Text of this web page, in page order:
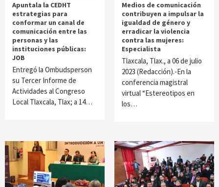
Apuntala la CEDHT
estrategias para
conformar un canal de
comunicación entre las
personas y las
instituciones públicas:
JOB
Entregó la Ombudsperson
su Tercer Informe de
Actividades al Congreso
Local Tlaxcala, Tlax; a 14…
Medios de comunicación
contribuyen a impulsar la
igualdad de género y
erradicar la violencia
contra las mujeres:
Especialista
Tlaxcala, Tlax., a 06 de julio
2023 (Redacción).-En la
conferencia magistral
virtual “Estereotipos en
los…